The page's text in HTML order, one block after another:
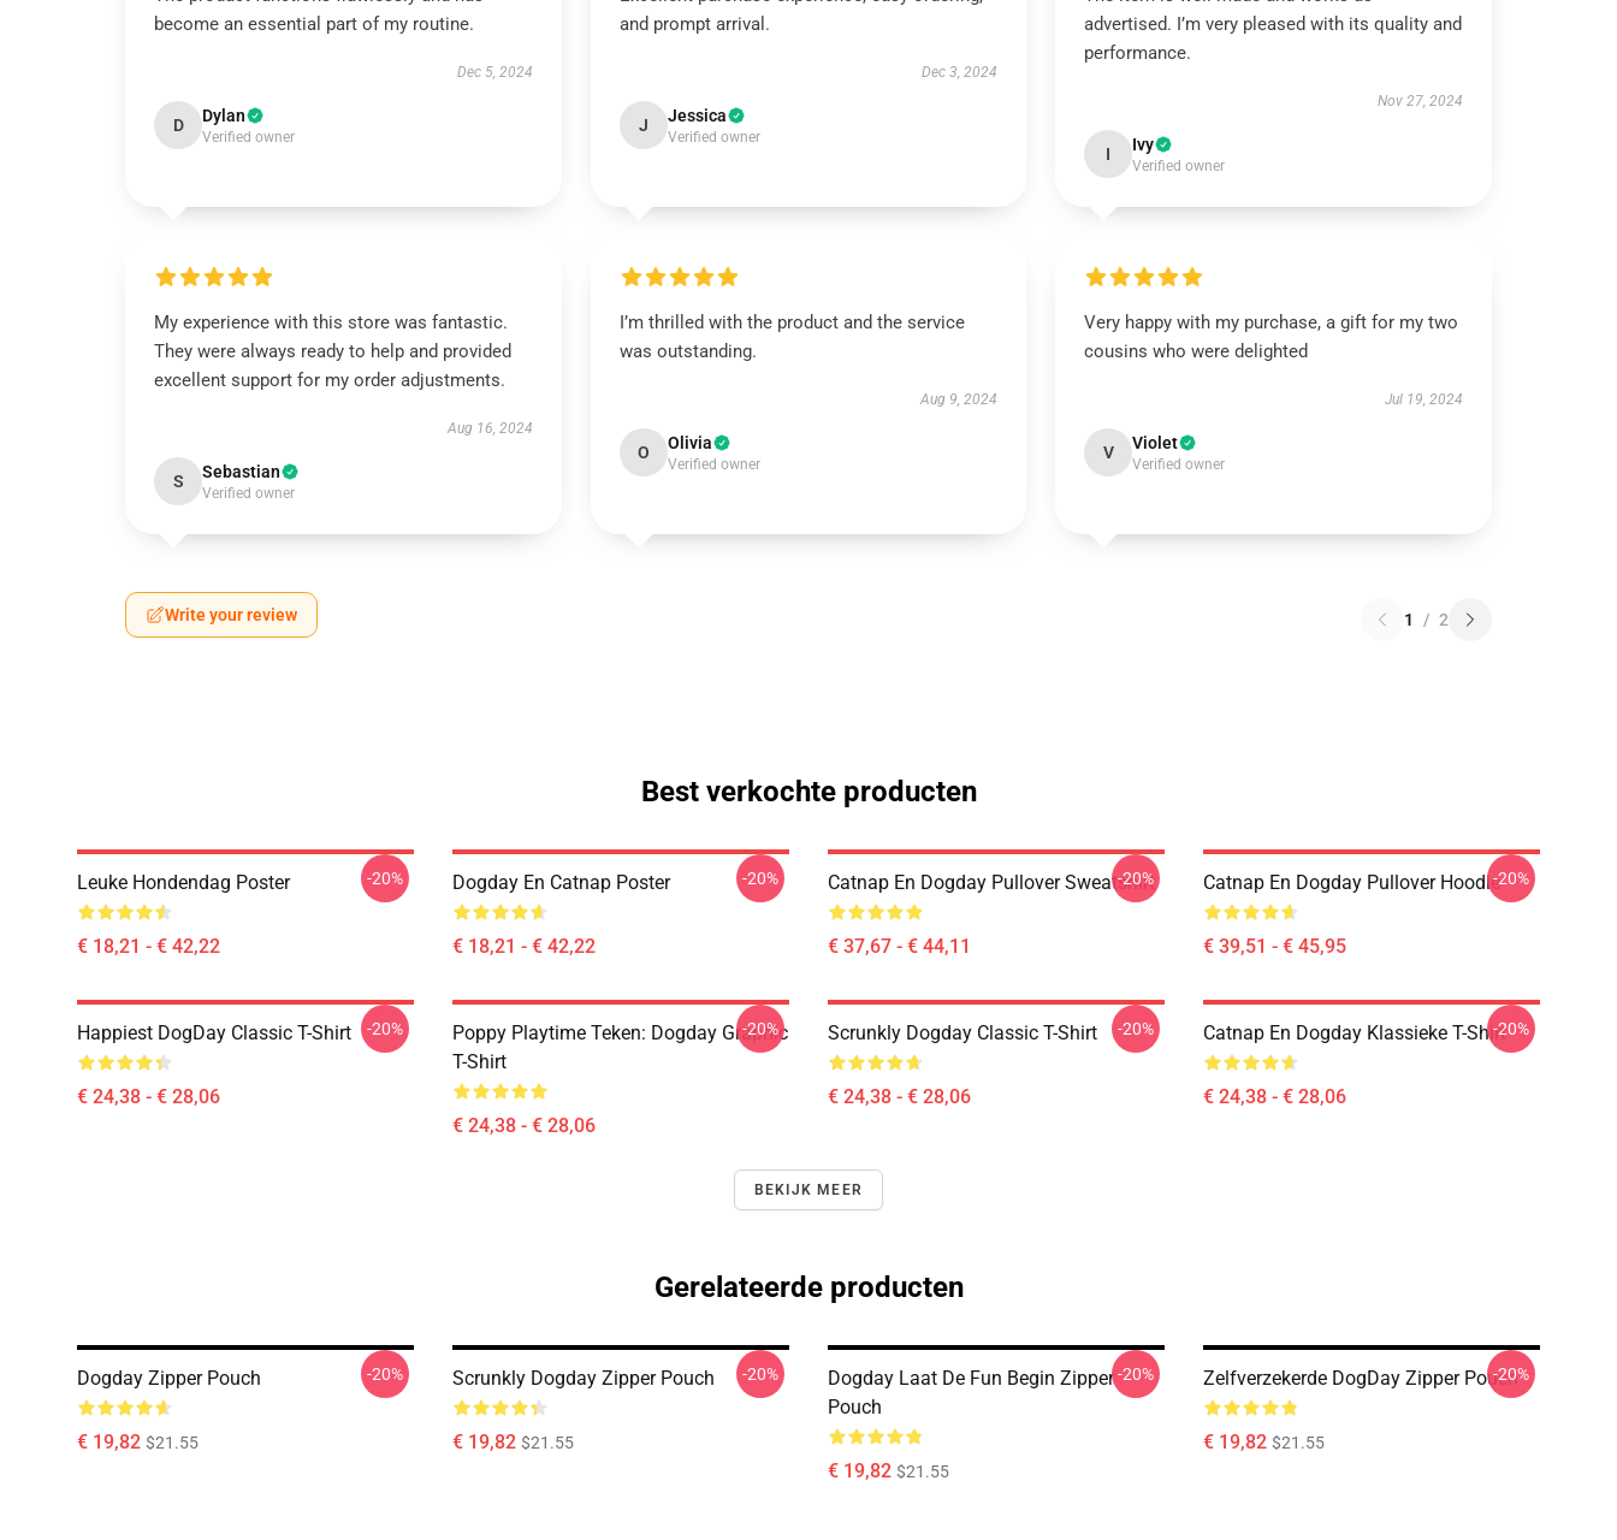
become an essential part of my routine.
Dec 5, 2024
D Dylan
Verified owner
and prompt arrival.
Dec 3, 2024
J Jessica
Verified owner
advertised. I’m very pleased with its quality and
performance.
Nov 27, 2024
I Ivy
Verified owner
My experience with this store was fantastic.
They were always ready to help and provided
excellent support for my order adjustments.
Aug 16, 2024
S Sebastian
Verified owner
I’m thrilled with the product and the service
was outstanding.
Aug 9, 2024
O Olivia
Verified owner
Very happy with my purchase, a gift for my two
cousins who were delighted
Jul 19, 2024
V Violet
Verified owner
Write your review 1 / 2
Best verkochte producten
Leuke Hondendag Poster
€ 18,21 - € 42,22
-20% Dogday En Catnap Poster
€ 18,21 - € 42,22
-20% Catnap En Dogday Pullover Sweatshirt
€ 37,67 - € 44,11
-20% Catnap En Dogday Pullover Hoodie
€ 39,51 - € 45,95
-20%
Happiest DogDay Classic T-Shirt
€ 24,38 - € 28,06
-20%
Poppy Playtime Teken: Dogday Graphic
T-Shirt
€ 24,38 - € 28,06
-20% Scrunkly Dogday Classic T-Shirt
€ 24,38 - € 28,06
-20% Catnap En Dogday Klassieke T-Shirt
€ 24,38 - € 28,06
-20%
BEKIJK MEER
Gerelateerde producten
Dogday Zipper Pouch
€ 19,82 $21.55
-20% Scrunkly Dogday Zipper Pouch
€ 19,82 $21.55
-20%
Dogday Laat De Fun Begin Zipper
Pouch
€ 19,82 $21.55
-20% Zelfverzekerde DogDay Zipper Pouch
€ 19,82 $21.55
-20%